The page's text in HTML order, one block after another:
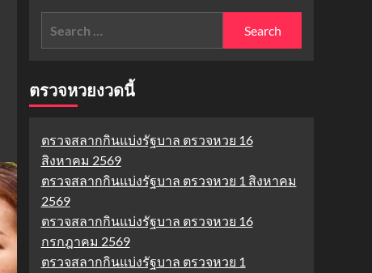
ตรวจหวยงวดนี้
ตรวจสลากกินแบ่งรัฐบาล ตรวจหวย 16
สิงหาคม 2569
ตรวจสลากกินแบ่งรัฐบาล ตรวจหวย 1 สิงหาคม
2569
ตรวจสลากกินแบ่งรัฐบาล ตรวจหวย 16
กรกฎาคม 2569
ตรวจสลากกินแบ่งรัฐบาล ตรวจหวย 1